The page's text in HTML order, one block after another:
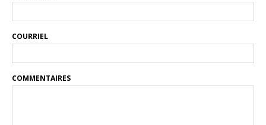
COURRIEL
COMMENTAIRES